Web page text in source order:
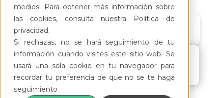
medios. Para obtener más información sobre
las cookies, consulta nuestra Política de
privacidad.
Si rechazas, no se hará seguimiento de tu
información cuando visites este sitio web. Se
usará una sola cookie en tu navegador para
recordar tu preferencia de que no se te haga
seguimiento.
Juan M. - Vendedor
¡Inscríbete aquí!